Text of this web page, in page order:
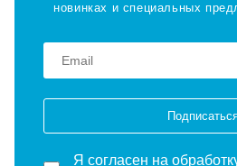
новинках и специальных
Я согласен на